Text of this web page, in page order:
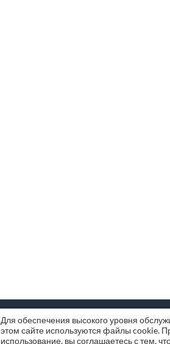
МИССИЯ КОМПАНИИ
Помогаем бизнесу и частным
Для обеспечения высокого уровня
этом сайте используются файлы cookie.
использование, вы соглашаетесь с тем,